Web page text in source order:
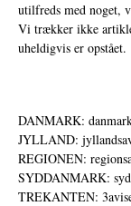
utilfreds med noget,
Vi trækker ikke
uheldigvis er opstået.
DANMARK:
JYLLAND:
REGIONEN:
SYDDANMARK:
TREKANTEN: